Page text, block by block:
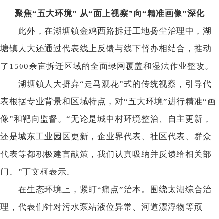
聚焦“五大环境” 从“面上视察”向“精准画像”深化
此外，在湖塘镇金鸡西路拆迁工地扬尘治理中，湖
塘镇人大还通过代表线上反馈与线下督办相结合，推动
了1500余亩拆迁区域的全面绿网覆盖和湿法作业整改。
湖塘镇人大摒弃“走马观花”式的传统视察，引导代
表根据专业背景和区域特点，对“五大环境”进行精准“画
像”和靶向监督。“无论是城中村环境整治、自主更新，
还是城东工业园区更新，企业界代表、社区代表、群众
代表等都积极建言献策，我们认真吸纳并反馈给相关部
门。”丁文柯表示。
在生态环境上，紧盯“痛点”治本。围绕太湖综合治
理，代表们针对污水泵站液位异常、河道漂浮物等顽